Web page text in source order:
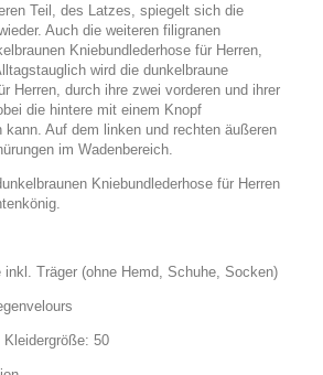
Teil, des Latzes, spiegelt sich die
Auch die weiteren filigranen
Kniebundlederhose für Herren,
wird die dunkelbraune
Herren, durch ihre zwei vorderen und ihrer
die hintere mit einem Knopf
kann. Auf dem linken und rechten äußeren
im Wadenbereich.
Kniebundlederhose für Herren
inkl. Träger (ohne Hemd, Schuhe, Socken)
50